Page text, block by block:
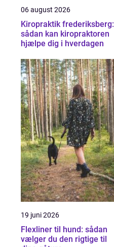
06 august 2026
Kiropraktik frederiksberg:
sådan kan kiropraktoren
hjælpe dig i hverdagen
19 juni 2026
Flexliner til hund: sådan
vælger du den rigtige til